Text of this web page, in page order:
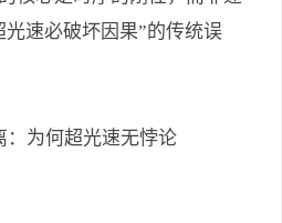
速必破坏因果”的传统误
：为何超光速无悖论